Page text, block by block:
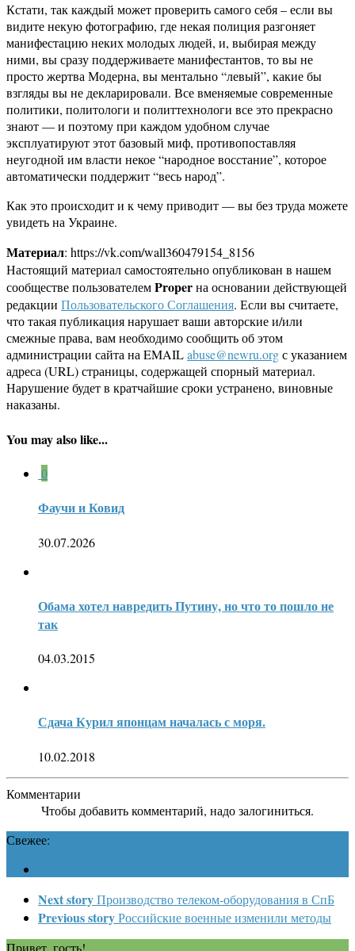
Кстати, так каждый может проверить самого себя – если вы
видите некую фотографию, где некая полиция разгоняет
манифестацию неких молодых людей, и, выбирая между
ними, вы сразу поддерживаете манифестантов, то вы не
просто жертва Модерна, вы ментально “левый”, какие бы
взгляды вы не декларировали. Все вменяемые современные
политики, политологи и политтехнологи все это прекрасно
знают — и поэтому при каждом удобном случае
эксплуатируют этот базовый миф, противопоставляя
неугодной им власти некое “народное восстание”, которое
автоматически поддержит “весь народ”.
Как это происходит и к чему приводит — вы без труда можете
увидеть на Украине.
Материал: https://vk.com/wall360479154_8156
Настоящий материал самостоятельно опубликован в нашем
сообществе пользователемProperна основании действующей
редакции Пользовательского Соглашения. Если вы считаете,
что такая публикация нарушает ваши авторские и/или
смежные права, вам необходимо сообщить об этом
администрации сайта на EMAILabuse@newru.orgс указанием
адреса (URL) страницы, содержащей спорный материал.
Нарушение будет в кратчайшие сроки устранено, виновные
наказаны.
You may also like...
0
Фаучи и Ковид
30.07.2026
Обама хотел навредить Путину, но что то пошло не
так
04.03.2015
Сдача Курил японцам началась с моря.
10.02.2018
Комментарии
Чтобы добавить комментарий, надо залогиниться.
Свежее:
Next storyПроизводство телеком-оборудования в СпБ
Previous storyРоссийские военные изменили методы
Привет, гость!